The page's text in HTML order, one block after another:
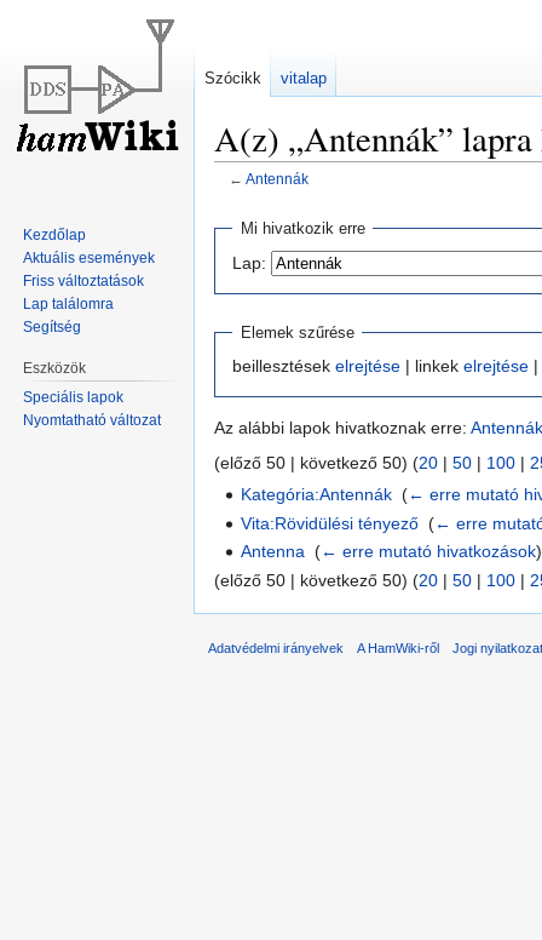
A(z) „Antennák”
← Antennák
Ugrás
navigációhoz
Ugrás
kereséshez
Mi hivatkozik erre
Lap:
Elemek szűrése
beillesztések elrejtése | linkek elrejtése
Az alábbi lapok hivatkoznak erre: Antennák
(előző 50 | következő 50) (20 | 50 | 100 |
Kategória:Antennák ‎(← erre mutató
Vita:Rövidülési tényező ‎(← erre
Antenna ‎(← erre mutató hivatkozások)
(előző 50 | következő 50) (20 | 50 | 100 |
Szócikk vitalap
Kezdőlap
Aktuális események
Friss változtatások
Lap találomra
Segítség
Eszközök
Speciális lapok
Nyomtatható változat
Adatvédelmi irányelvek A HamWiki-ről Jogi